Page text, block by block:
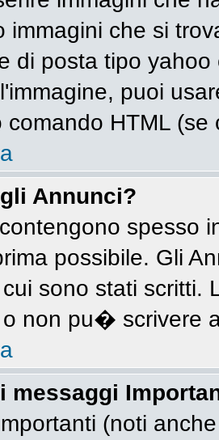
immagini che si
di posta tipo
puoi
comando HTML (se
Annunci?
spesso
possibile. Gli
sono stati
non pu� scrivere
messaggi
(noti